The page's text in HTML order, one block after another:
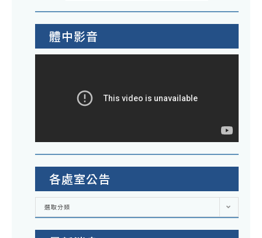
體中影音
各處室公告
各
室
告
選取分類